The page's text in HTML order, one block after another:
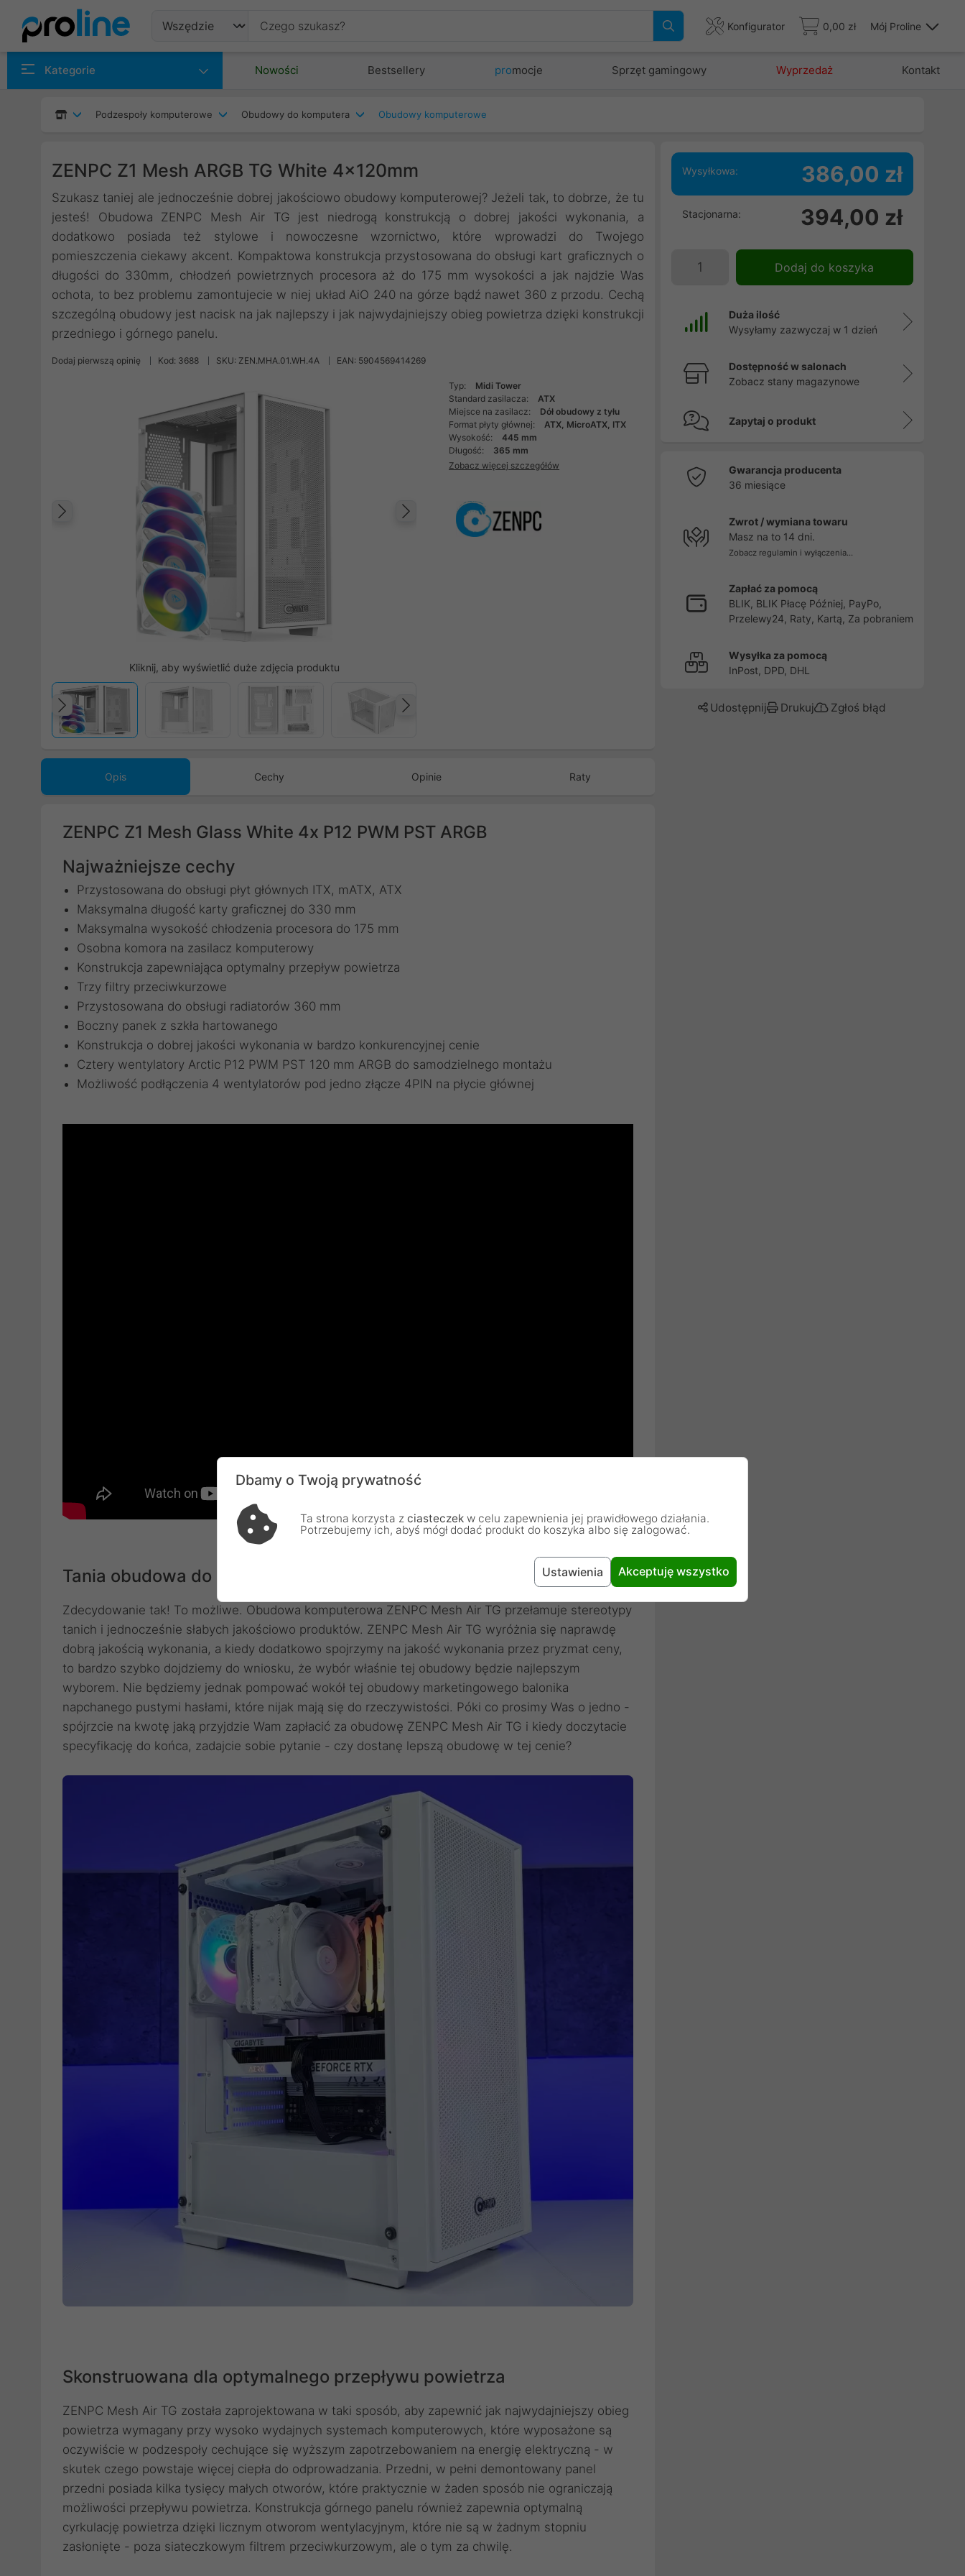
Konfigurator 0,00 zł Mój Proline
Kategorie Nowości Bestsellery promocje Sprzęt gamingowy Wyprzedaż Kontakt
Podzespoły komputerowe Obudowy do komputera Obudowy komputerowe
ZENPC Z1 Mesh ARGB TG White 4x120mm
Szukasz taniej ale jednocześnie dobrej jakościowo obudowy komputerowej? Jeżeli tak, to dobrze, że tu
jesteś! Obudowa ZENPC Mesh Air TG jest niedrogą konstrukcją o dobrej jakości wykonania, a
dodatkowo posiada też stylowe i nowoczesne wzornictwo, które wprowadzi do Twojego
pomieszczenia ciekawy akcent. Kompaktowa konstrukcja przystosowana do obsługi kart graficznych o
długości do 330mm, chłodzeń powietrznych procesora aż do 175 mm wysokości a jak najdzie Was
ochota, to bez problemu zamontujecie w niej układ AiO 240 na górze bądź nawet 360 z przodu. Cechą
szczególną obudowy jest nacisk na jak najlepszy i jak najwydajniejszy obieg powietrza dzięki konstrukcji
przedniego i górnego panelu.
Dodaj pierwszą opinię Kod: 3688 SKU: ZEN.MHA.01.WH.4A EAN: 5904569414269
Następny
Poprzedni
Kliknij, aby wyświetlić duże zdjęcia produktu
Poprzedni
Typ:
Midi Tower
Standard zasilacza:
ATX
Miejsce na zasilacz:
Dół obudowy z tyłu
Format płyty głównej:
ATX, MicroATX, ITX
Wysokość:
445 mm
Długość:
365 mm
Zobacz więcej szczegółów
Opis Cechy Opinie Raty
ZENPC Z1 Mesh Glass White 4x P12 PWM PST ARGB
Najważniejsze cechy
Przystosowana do obsługi płyt głównych ITX, mATX, ATX
Maksymalna długość karty graficznej do 330 mm
Maksymalna wysokość chłodzenia procesora do 175 mm
Osobna komora na zasilacz komputerowy
Konstrukcja zapewniająca optymalny przepływ powietrza
Trzy filtry przeciwkurzowe
Przystosowana do obsługi radiatorów 360 mm
Boczny panek z szkła hartowanego
Konstrukcja o dobrej jakości wykonania w bardzo konkurencyjnej cenie
Cztery wentylatory Arctic P12 PWM PST 120 mm ARGB do samodzielnego montażu
Możliwość podłączenia 4 wentylatorów pod jedno złącze 4PIN na płycie głównej
Tania obudowa do komputera. Czy to możliwe?
Zdecydowanie tak! To możliwe. Obudowa komputerowa ZENPC Mesh Air TG przełamuje stereotypy
tanich i jednocześnie słabych jakościowo produktów. ZENPC Mesh Air TG wyróżnia się naprawdę
dobrą jakością wykonania, a kiedy dodatkowo spojrzymy na jakość wykonania przez pryzmat ceny,
to bardzo szybko dojdziemy do wniosku, że wybór właśnie tej obudowy będzie najlepszym
wyborem. Nie będziemy jednak pompować wokół tej obudowy marketingowego balonika
napchanego pustymi hasłami, które nijak mają się do rzeczywistości. Póki co prosimy Was o jedno -
spójrzcie na kwotę jaką przyjdzie Wam zapłacić za obudowę ZENPC Mesh Air TG i kiedy doczytacie
specyfikację do końca, zadajcie sobie pytanie - czy dostanę lepszą obudowę w tej cenie?
Skonstruowana dla optymalnego przepływu powietrza
ZENPC Mesh Air TG została zaprojektowana w taki sposób, aby zapewnić jak najwydajniejszy obieg
powietrza wymagany przy wysoko wydajnych systemach komputerowych, które wyposażone są
oczywiście w podzespoły cechujące się wyższym zapotrzebowaniem na energię elektryczną - w
skutek czego powstaje więcej ciepła do odprowadzania. Przedni, w pełni demontowany panel
przedni posiada kilka tysięcy małych otworów, które praktycznie w żaden sposób nie ograniczają
możliwości przepływu powietrza. Konstrukcja górnego panelu również zapewnia optymalną
cyrkulację powietrza dzięki licznym otworom wentylacyjnym, które nie są w żadnym stopniu
zasłonięte - poza siateczkowym filtrem przeciwkurzowym, ale o tym za chwilę.
Wysyłkowa: 386,00 zł
Stacjonarna: 394,00 zł
Dodaj do koszyka
Duża ilość
Wysyłamy zazwyczaj w 1 dzień
Dostępność w salonach
Zobacz stany magazynowe
Zapytaj o produkt
Gwarancja producenta
36 miesiące
Zwrot / wymiana towaru
Masz na to 14 dni.
Zobacz regulamin i wyłączenia...
Zapłać za pomocą
BLIK, BLIK Płacę Później, PayPo,
Przelewy24, Raty, Kartą, Za pobraniem
Wysyłka za pomocą
InPost, DPD, DHL
Udostępnij Drukuj Zgłoś błąd
Dbamy o Twoją prywatność
Ta strona korzysta z ciasteczek w celu zapewnienia jej prawidłowego działania.
Potrzebujemy ich, abyś mógł dodać produkt do koszyka albo się zalogować.
Ustawienia Akceptuję wszystko